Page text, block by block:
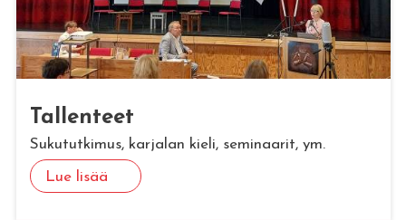
Tal­len­teet
Sukututkimus, karjalan kieli, seminaarit, ym.
Lue lisää